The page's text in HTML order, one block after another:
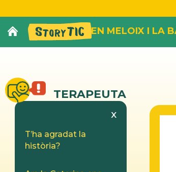
EN MELOIX I LA
TERAPEUTA
x
T’ha agradat la
història?